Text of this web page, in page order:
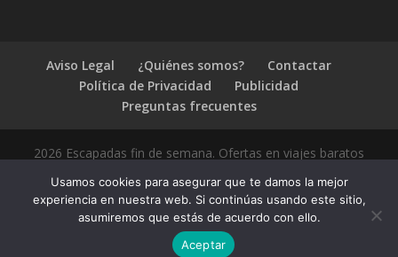
Aviso Legal ¿Quiénes somos?
Contactar
Política de Privacidad
Publicidad
Preguntas frecuentes
2026 Escapadas fin de semana. Ofertas en viajes baratos
Usamos cookies para asegurar que te damos la mejor
experiencia en nuestra web. Si continúas usando este sitio,
asumiremos que estás de acuerdo con ello.
Aceptar